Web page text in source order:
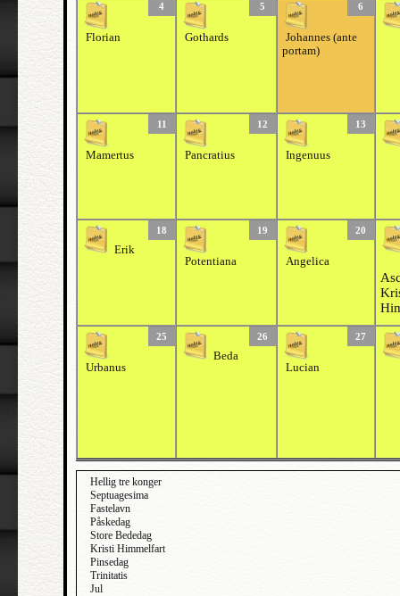
4
Florian
5
Gothards
6
Johannes (ante
portam)
11
Mamertus
12
Pancratius
13
Ingenuus
18
Erik
19
Potentiana
20
Angelica
25
Urbanus
26
Beda
27
Lucian
Hellig tre konger
Septuagesima
Fastelavn
Påskedag
Store Bededag
Kristi Himmelfart
Pinsedag
Trinitatis
Jul